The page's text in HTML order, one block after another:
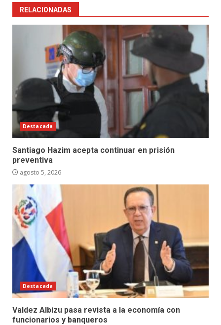
RELACIONADAS
Destacada
Santiago Hazim acepta continuar en prisión
preventiva
agosto 5, 2026
Destacada
Valdez Albizu pasa revista a la economía con
funcionarios y banqueros